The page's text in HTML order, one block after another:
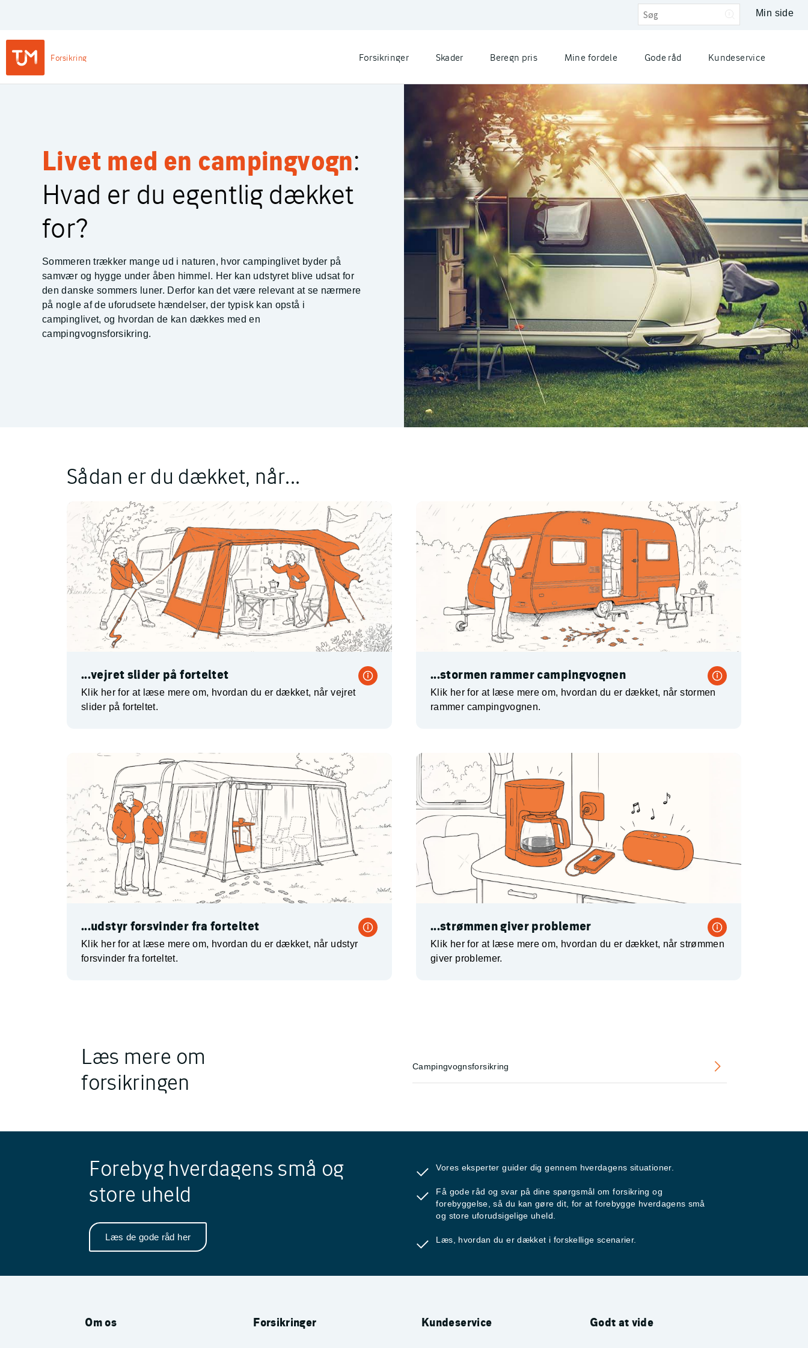
Login
Min side
Forsikring
TJM Forsikring – Gå til forside
Forsikringer Skader Beregn pris Mine fordele Gode råd Kundeservice
Livet med en campingvogn:
Hvad er du egentlig dækket
for?
Sommeren trækker mange ud i naturen, hvor campinglivet byder på
samvær og hygge under åben himmel. Her kan udstyret blive udsat for
den danske sommers luner. Derfor kan det være relevant at se nærmere
på nogle af de uforudsete hændelser, der typisk kan opstå i
campinglivet, og hvordan de kan dækkes med en
campingvognsforsikring.
Sådan er du dækket, når...
...vejret slider på forteltet
Klik her for at læse mere om, hvordan du er dækket, når vejret
slider på forteltet.
...stormen rammer campingvognen
Klik her for at læse mere om, hvordan du er dækket, når stormen
rammer campingvognen.
...udstyr forsvinder fra forteltet
Klik her for at læse mere om, hvordan du er dækket, når udstyr
forsvinder fra forteltet.
...strømmen giver problemer
Klik her for at læse mere om, hvordan du er dækket, når strømmen
giver problemer.
Læs mere om
forsikringen
Campingvognsforsikring
Forebyg hverdagens små og
store uheld
Læs de gode råd her
Vores eksperter guider dig gennem hverdagens situationer.
Få gode råd og svar på dine spørgsmål om forsikring og
forebyggelse, så du kan gøre dit, for at forebygge hverdagens små
og store uforudsigelige uheld.
Læs, hvordan du er dækket i forskellige scenarier.
Om os Forsikringer Kundeservice Godt at vide